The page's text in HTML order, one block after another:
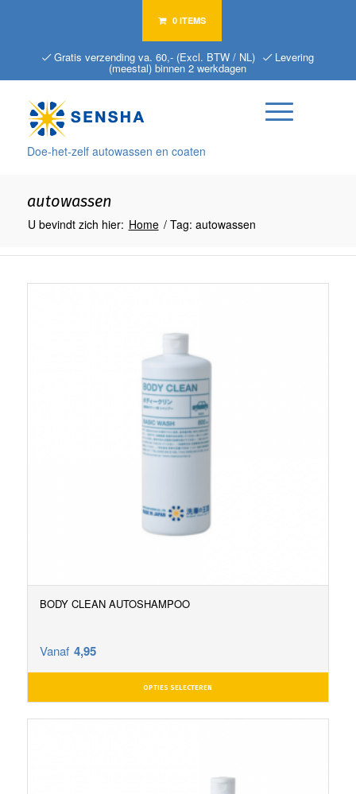
0 ITEMS
Gratis verzending va. 60,- (Excl. BTW / NL) Levering
(meestal) binnen 2 werkdagen
Doe-het-zelf autowassen en coaten
autowassen
U bevindt zich hier: Home / Tag: autowassen
BODY CLEAN AUTOSHAMPOO
Vanaf 4,95
OPTIES SELECTEREN